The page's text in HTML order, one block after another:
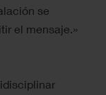
se
el mensaje.»